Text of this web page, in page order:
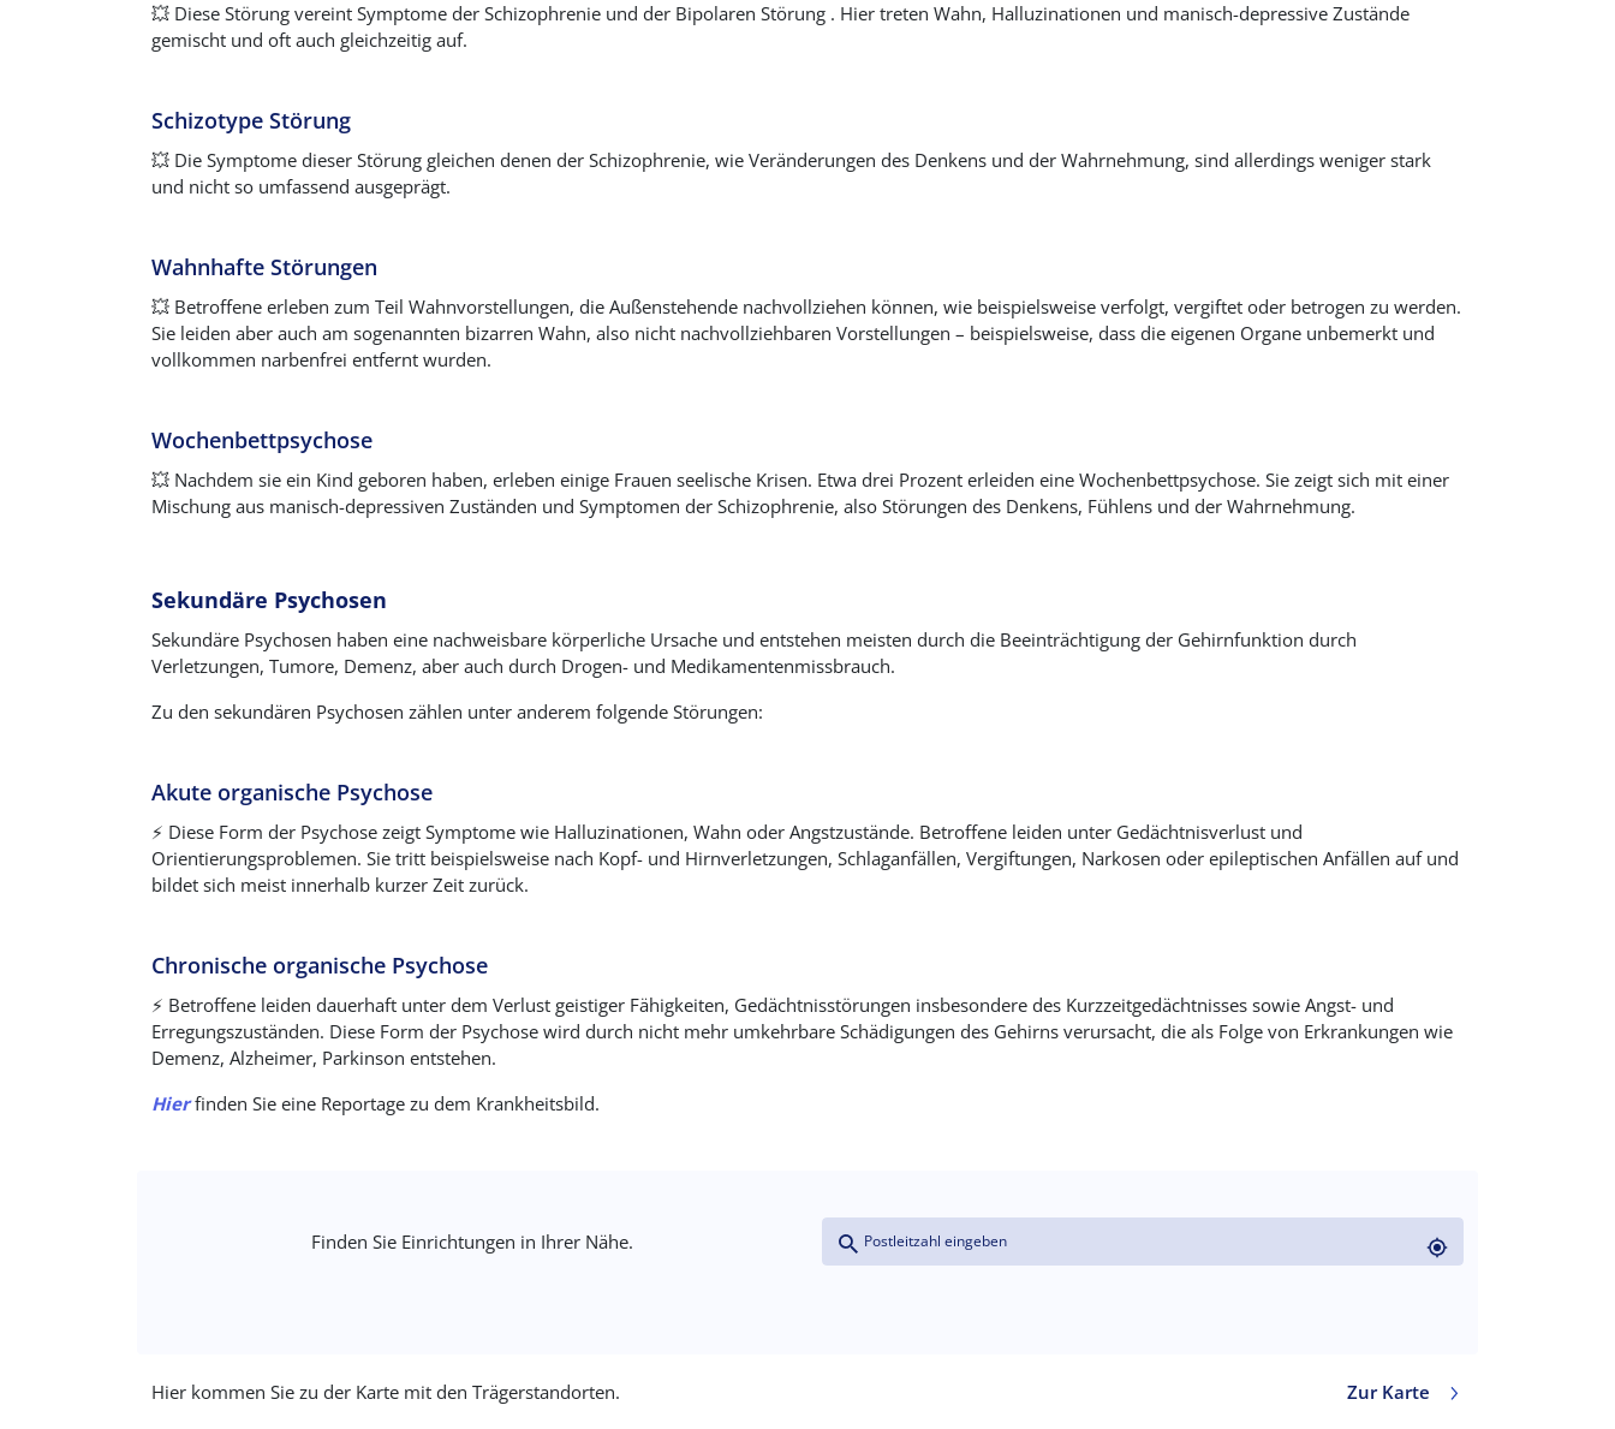
💥 Diese Störung vereint Symptome der Schizophrenie und der Bipolaren Störung . Hier treten Wahn, Halluzinationen und manisch-depressive Zustände
gemischt und oft auch gleichzeitig auf.
Schizotype Störung
💥 Die Symptome dieser Störung gleichen denen der Schizophrenie, wie Veränderungen des Denkens und der Wahrnehmung, sind allerdings weniger stark
und nicht so umfassend ausgeprägt.
Wahnhafte Störungen
💥 Betroffene erleben zum Teil Wahnvorstellungen, die Außenstehende nachvollziehen können, wie beispielsweise verfolgt, vergiftet oder betrogen zu werden.
Sie leiden aber auch am sogenannten bizarren Wahn, also nicht nachvollziehbaren Vorstellungen – beispielsweise, dass die eigenen Organe unbemerkt und
vollkommen narbenfrei entfernt wurden.
Wochenbettpsychose
💥 Nachdem sie ein Kind geboren haben, erleben einige Frauen seelische Krisen. Etwa drei Prozent erleiden eine Wochenbettpsychose. Sie zeigt sich mit einer
Mischung aus manisch-depressiven Zuständen und Symptomen der Schizophrenie, also Störungen des Denkens, Fühlens und der Wahrnehmung.
Sekundäre Psychosen
Sekundäre Psychosen haben eine nachweisbare körperliche Ursache und entstehen meisten durch die Beeinträchtigung der Gehirnfunktion durch
Verletzungen, Tumore, Demenz, aber auch durch Drogen- und Medikamentenmissbrauch.
Zu den sekundären Psychosen zählen unter anderem folgende Störungen:
Akute organische Psychose
⚡️ Diese Form der Psychose zeigt Symptome wie Halluzinationen, Wahn oder Angstzustände. Betroffene leiden unter Gedächtnisverlust und
Orientierungsproblemen. Sie tritt beispielsweise nach Kopf- und Hirnverletzungen, Schlaganfällen, Vergiftungen, Narkosen oder epileptischen Anfällen auf und
bildet sich meist innerhalb kurzer Zeit zurück.
Chronische organische Psychose
⚡️ Betroffene leiden dauerhaft unter dem Verlust geistiger Fähigkeiten, Gedächtnisstörungen insbesondere des Kurzzeitgedächtnisses sowie Angst- und
Erregungszuständen. Diese Form der Psychose wird durch nicht mehr umkehrbare Schädigungen des Gehirns verursacht, die als Folge von Erkrankungen wie
Demenz, Alzheimer, Parkinson entstehen.
Hierfinden Sie eine Reportage zu dem Krankheitsbild.
Finden Sie Einrichtungen in Ihrer Nähe.
Coordinates
Proximity
(field_coordinates)
Address (field_address:postal_code)
Hier kommen Sie zu der Karte mit den Trägerstandorten. Zur Karte